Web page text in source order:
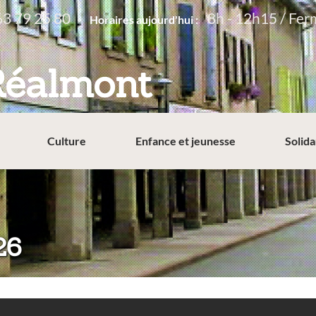
79 25 80 Horaires aujourd'hui : 8h - 12h15 /
Culture Enfance et jeunesse